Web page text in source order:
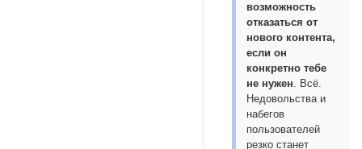
возможность
отказаться от
нового контента,
если он
конкретно тебе
не нужен. Всё.
Недовольства и
набегов
пользователей
резко станет